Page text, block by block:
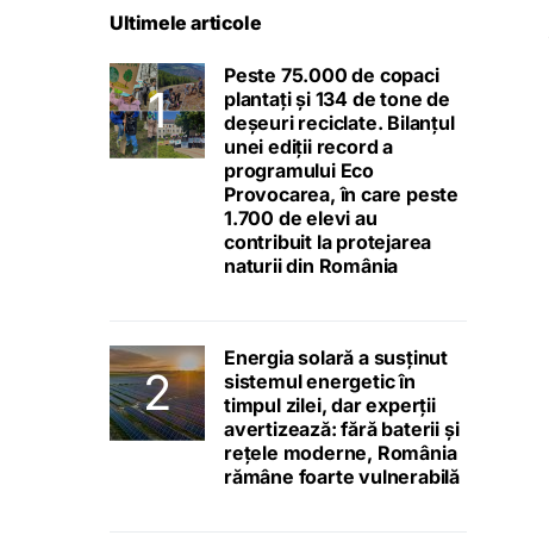
Ultimele articole
Peste 75.000 de copaci
plantați și 134 de tone de
deșeuri reciclate. Bilanțul
unei ediții record a
programului Eco
Provocarea, în care peste
1.700 de elevi au
contribuit la protejarea
naturii din România
Energia solară a susținut
sistemul energetic în
timpul zilei, dar experții
avertizează: fără baterii și
rețele moderne, România
rămâne foarte vulnerabilă